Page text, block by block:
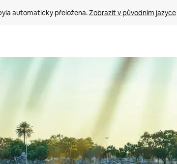
automaticky přeložena. Zobrazit v původním jazyce